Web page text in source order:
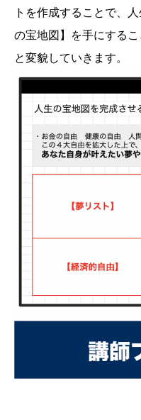
トを作成することで、
の宝地図】を手にする
と変貌していきます。